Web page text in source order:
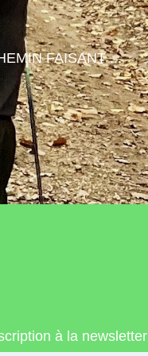
FAISANT ...
à la newsletter